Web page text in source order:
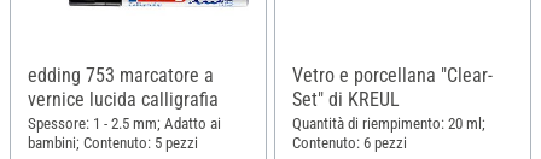
edding 753 marcatore a
vernice lucida calligrafia
Spessore: 1 - 2.5 mm; Adatto ai
bambini; Contenuto: 5 pezzi
Vetro e porcellana "Clear-
Set" di KREUL
Quantità di riempimento: 20 ml;
Contenuto: 6 pezzi